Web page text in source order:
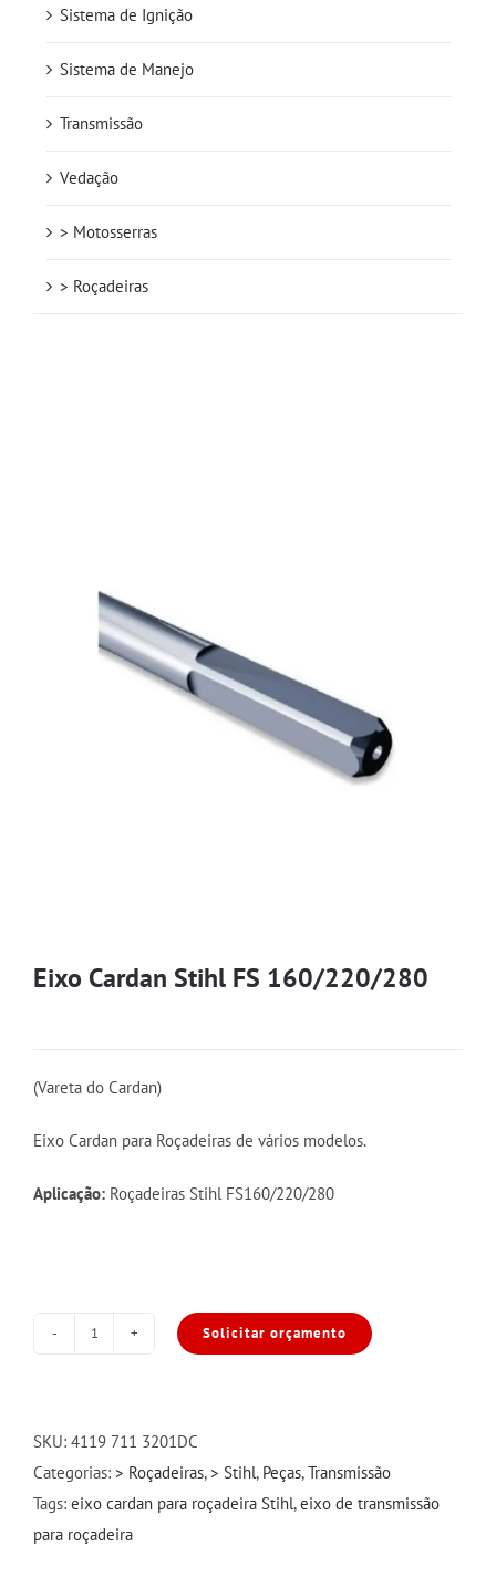
Eixo Cardan Stihl FS 160/220/280
(Vareta do Cardan)
Eixo Cardan para Roçadeiras de vários modelos.
Aplicação: Roçadeiras Stihl FS160/220/280
FS
160/220/280
quantidade
Solicitar orçamento
SKU: 4119 711 3201DC
Categorias: > Roçadeiras,> Stihl, Peças,Transmissão
Tags: eixo cardan para roçadeira Stihl,eixo de transmissão
para roçadeira
Sistema de Ignição
Sistema de Manejo
Transmissão
Vedação
> Motosserras
> Roçadeiras